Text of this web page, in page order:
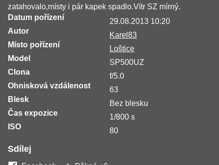
zatahovalo,místy i pár kapek spadlo.Vítr SZ mírný.
Datum pořízení
29.08.2013 10:20
Autor
Karel83
Místo pořízení
Loštice
Model
SP500UZ
Clona
f/5.0
Ohnisková vzdálenost
63
Blesk
Bez blesku
Čas expozice
1/800 s
ISO
80
Sdílej